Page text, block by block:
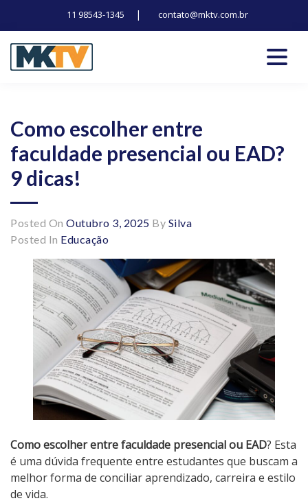
11 98543-1345 | contato@mktv.com.br
content
Como escolher entre
faculdade presencial ou EAD?
9 dicas!
Posted On Outubro 3, 2025 By Silva
Posted In Educação
Como escolher entre faculdade presencial ou EAD? Esta
é uma dúvida frequente entre estudantes que buscam a
melhor forma de conciliar aprendizado, carreira e estilo
de vida.